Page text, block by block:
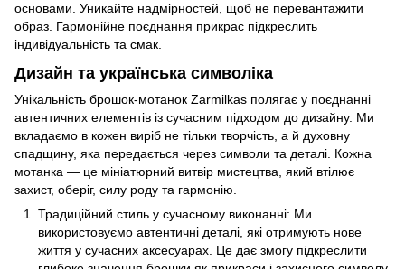
основами. Уникайте надмірностей, щоб не перевантажити
образ. Гармонійне поєднання прикрас підкреслить
індивідуальність та смак.
Дизайн та українська символіка
Унікальність брошок-мотанок Zarmilkas полягає у поєднанні
автентичних елементів із сучасним підходом до дизайну. Ми
вкладаємо в кожен виріб не тільки творчість, а й духовну
спадщину, яка передається через символи та деталі. Кожна
мотанка — це мініатюрний витвір мистецтва, який втілює
захист, оберіг, силу роду та гармонію.
Традиційний стиль у сучасному виконанні: Ми
використовуємо автентичні деталі, які отримують нове
життя у сучасних аксесуарах. Це дає змогу підкреслити